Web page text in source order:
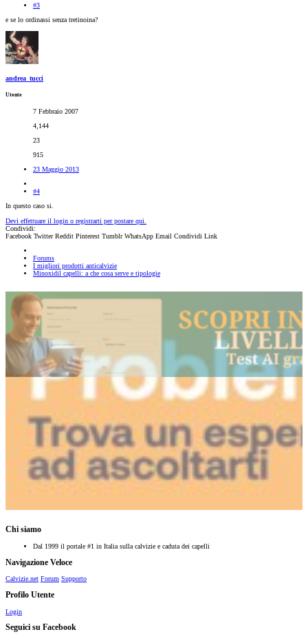
#3
e se lo ordinassi senza tretinoina?
andrea_tucci
Utente
7 Febbraio 2007
4,144
23
915
23 Maggio 2013
#4
In questo caso si.
Devi effettuare il login o registrarti per postare qui.
Condividi:
Facebook Twitter Reddit Pinterest Tumblr WhatsApp Email Condividi Link
Forums
I migliori prodotti anticalvizie
Minoxidil capelli: a che cosa serve e tipologie
Chi siamo
Dal 1999 il portale #1 in Italia sulla calvizie e caduta dei capelli
Navigazione Veloce
Calvizie.net Forum Supporto
Profilo Utente
Login
Seguici su Facebook